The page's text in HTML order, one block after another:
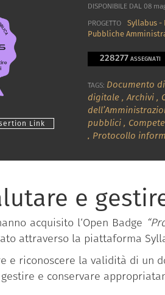
Link
DISPONIBILE DAL 08
PROGETTO
Syllabus -
Pubbliche
228277 ASSEGNATI
TAGS: Documento
digitale ,Archivi ,
pubblici ,
, Protocollo
e
acquisito l‘Open Badge
attraverso la piattaforma
e riconoscere la validità di un
e conservare